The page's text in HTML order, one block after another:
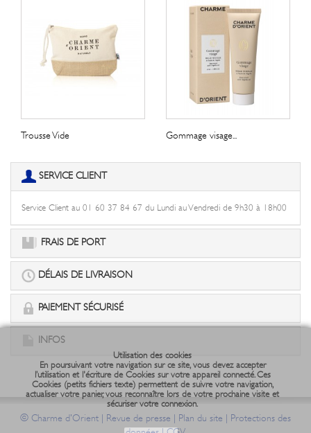
Trousse Vide Gommage visage...
SERVICE CLIENT
Service Client au 01 60 37 84 67 du Lundi au Vendredi de 9h30 à 18h00
FRAIS DE PORT
DÉLAIS DE LIVRAISON
PAIEMENT SÉCURISÉ
INFOS
© Charme d'Orient | Revue de presse | Plan du site | Protections des
Utilisation des cookies
En poursuivant votre navigation sur ce site, vous devez accepter
l’utilisation et l'écriture de Cookies sur votre appareil connecté. Ces
Cookies (petits fichiers texte) permettent de suivre votre navigation,
actualiser votre panier, vous reconnaître lors de votre prochaine visite et
sécuriser votre connexion.